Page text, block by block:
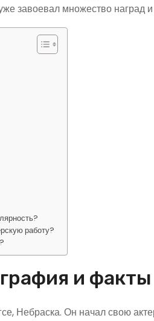
завоевал множество наград
работу?
и
Небраска. Он начал свою